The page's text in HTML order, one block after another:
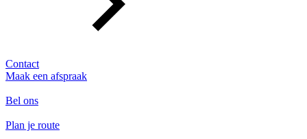
Contact
Maak een afspraak
Bel ons
Plan je route